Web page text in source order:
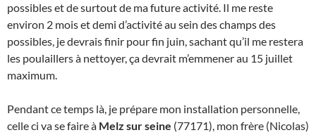
possibles et de surtout de ma future activité. Il me reste
environ 2 mois et demi d’activité au sein des champs des
possibles, je devrais finir pour fin juin, sachant qu’il me restera
les poulaillers à nettoyer, ça devrait m’emmener au 15 juillet
maximum.
Pendant ce temps là, je prépare mon installation personnelle,
celle ci va se faire à Melz sur seine (77171), mon frère (Nicolas)